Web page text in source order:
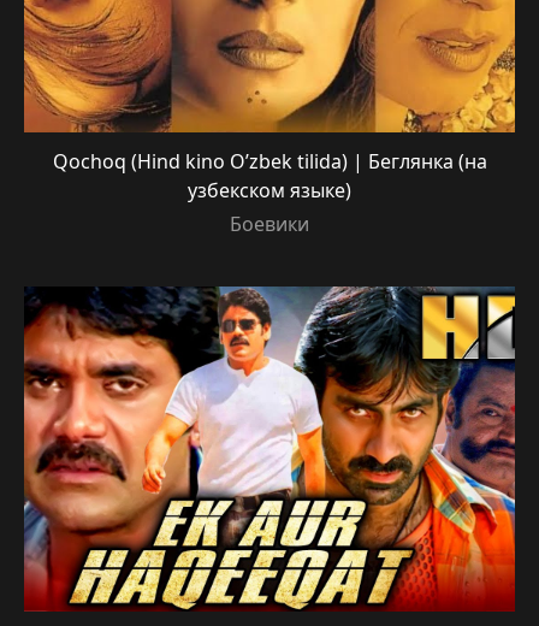
Qochoq (Hind kino O’zbek tilida) | Беглянка (на
узбекском языке)
Боевики